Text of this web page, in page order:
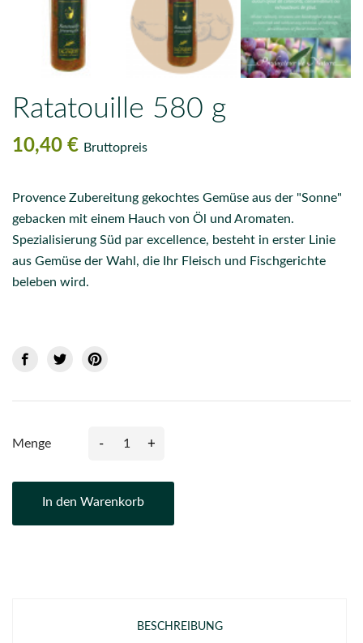
Ratatouille 580 g
10,40 € Bruttopreis
Provence Zubereitung gekochtes Gemüse aus der "Sonne"
gebacken mit einem Hauch von Öl und Aromaten.
Spezialisierung Süd par excellence, besteht in erster Linie
aus Gemüse der Wahl, die Ihr Fleisch und Fischgerichte
beleben wird.
Menge - +
In den Warenkorb
BESCHREIBUNG